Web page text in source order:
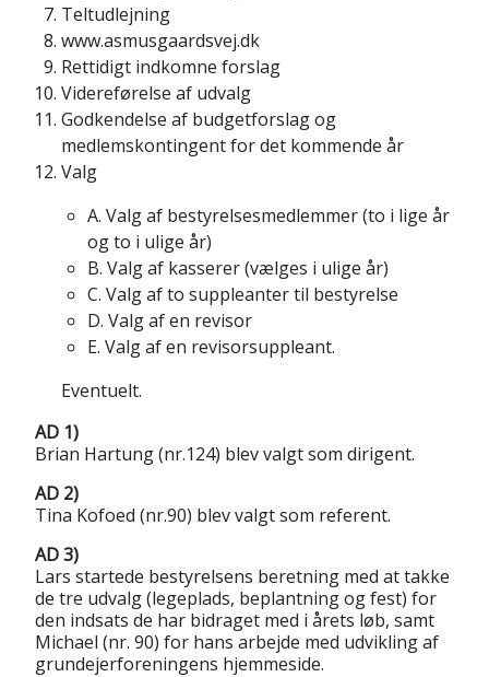
Teltudlejning
www.asmusgaardsvej.dk
Rettidigt indkomne forslag
Videreførelse af udvalg
Godkendelse af budgetforslag og
medlemskontingent for det kommende år
Valg
A. Valg af bestyrelsesmedlemmer (to i lige år
og to i ulige år)
B. Valg af kasserer (vælges i ulige år)
C. Valg af to suppleanter til bestyrelse
D. Valg af en revisor
E. Valg af en revisorsuppleant.
Eventuelt.
AD 1)
Brian Hartung (nr.124) blev valgt som dirigent.
AD 2)
Tina Kofoed (nr.90) blev valgt som referent.
AD 3)
Lars startede bestyrelsens beretning med at takke
de tre udvalg (legeplads, beplantning og fest) for
den indsats de har bidraget med i årets løb, samt
Michael (nr. 90) for hans arbejde med udvikling af
grundejerforeningens hjemmeside.